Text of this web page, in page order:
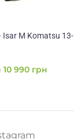
Isar M Komatsu 13-
10 990 грн